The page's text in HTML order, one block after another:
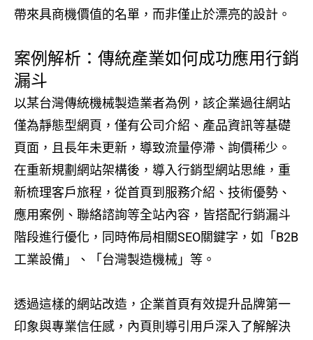
帶來具商機價值的名單，而非僅止於漂亮的設計。
案例解析：傳統產業如何成功應用行銷
漏斗
以某台灣傳統機械製造業者為例，該企業過往網站
僅為靜態型網頁，僅有公司介紹、產品資訊等基礎
頁面，且長年未更新，導致流量停滯、詢價稀少。
在重新規劃網站架構後，導入行銷型網站思維，重
新梳理客戶旅程，從首頁到服務介紹、技術優勢、
應用案例、聯絡諮詢等全站內容，皆搭配行銷漏斗
階段進行優化，同時佈局相關SEO關鍵字，如「B2B
工業設備」、「台灣製造機械」等。
透過這樣的網站改造，企業首頁有效提升品牌第一
印象與專業信任感，內頁則導引用戶深入了解解決